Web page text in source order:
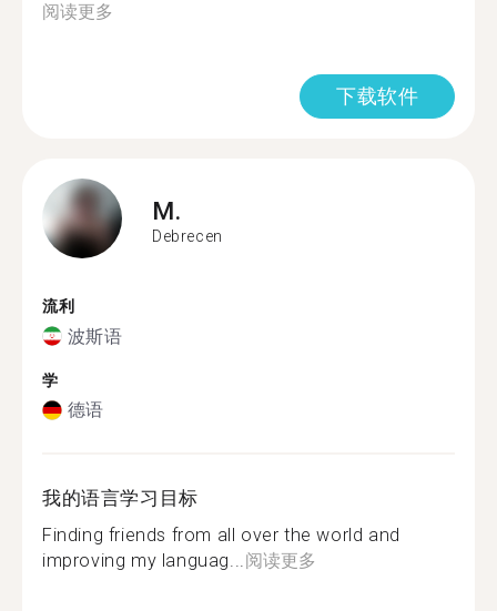
阅读更多
下载软件
M.
Debrecen
流利
波斯语
学
德语
我的语言学习目标
Finding friends from all over the world and
improving my languag...阅读更多